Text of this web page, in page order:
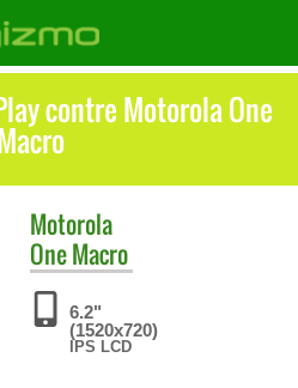
contre Motorola One
Motorola
One Macro
6.2"
(1520x720)
IPS LCD